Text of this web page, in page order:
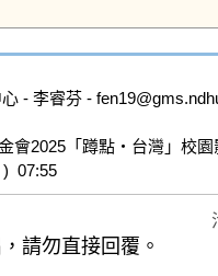
- 李睿芬 -
會2025「蹲點‧台灣」校園
日期： 2025-03-01  ( 星期六 )  07:55
請勿直接回覆。